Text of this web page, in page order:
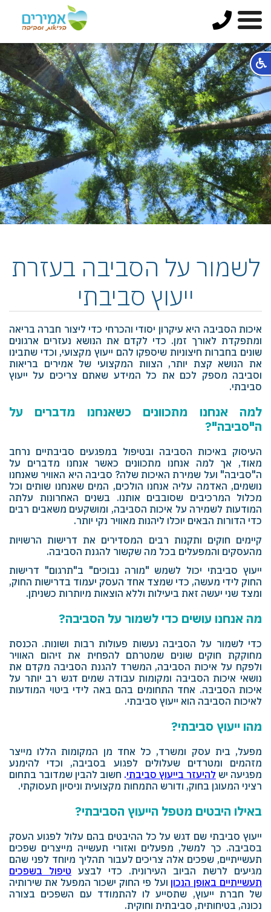
לשמור על הסביבה בעזרת
ייעוץ סביבתי
איכות הסביבה היא עיקרון יסודי והכרחי כדי ליצור חברה בריאה
ומתפקדת לאורך זמן. כדי לקדם את הנושא נעזרים ארגונים
שונים בחברות חיצוניות שיספקו להם ייעוץ מקצועי, וכדי שתבינו
את הנושא קצת יותר, הצוות המקצועי של אמירים בריאות
וסביבה מספק לכם את כל המידע שאתם צריכים על ייעוץ
סביבתי.
למה אנחנו מתכוונים כשאנחנו מדברים על
ה"סביבה"?
העיסוק באיכות הסביבה ובטיפול במפגעים סביבתיים נרחב
מאוד, אך למה אנחנו מתכוונים כאשר אנחנו מדברים על
ה"סביבה" ועל שמירת האיכות שלה? סביבה היא האוויר שאנחנו
נושמים, האדמה עליה אנחנו הולכים, המים שאנחנו שותים וכל
מכלול המרכיבים שסובבים אותנו. בשנים האחרונות עלתה
המודעות לשמירה על איכות הסביבה, ומושקעים משאבים רבים
כדי הדורות הבאים יוכלו ליהנות מאוויר נקי יותר.
קיימים חוקים ותקנות רבים המסדירים את דרישות הרשויות
מהעסקים והמפעלים בכל מה שקשור להגנת הסביבה.
ייעוץ סביבתי יכול לשמש "מורה נבוכים" ב"תרגום" דרישות
החוק לידי מעשה, כדי שמצד אחד העסק יעמוד בדרישות החוק,
ומצד שני יעשה זאת ביעילות וללא הוצאות מיותרות כשניתן.
מה אנחנו עושים כדי לשמור על הסביבה?
כדי לשמור על הסביבה נעשות פעולות רבות ושונות. הכנסת
מחוקקת חוקים שונים שמטרתם להפחית את זיהום האוויר
ולפקח על איכות הסביבה, המשרד להגנת הסביבה מקדם את
נושאי איכות הסביבה ומקומות עבודה שמים דגש רב יותר על
איכות הסביבה. אחד התחומים בהם באה לידי ביטוי המודעות
לאיכות הסביבה הוא ייעוץ סביבתי.
מהו ייעוץ סביבתי?
מפעל, בית עסק ומשרד, כל אחד מן המקומות הללו מייצר
מזהמים ומטרדים שעלולים לפגוע בסביבה, וכדי להימנע
מפגיעה יש להיעזר בייעוץ סביבתי. חשוב להבין שמדובר בתחום
רציני המעוגן בחוק, ודורש התמחות מקצועית וניסיון תעסוקתי.
באילו היבטים מטפל הייעוץ הסביבתי?
ייעוץ סביבתי שם דגש על כל ההיבטים בהם עלול לפגוע העסק
בסביבה. כך למשל, מפעלים ואזורי תעשייה מייצרים שפכים
תעשייתיים, שפכים אלה צריכים לעבור תהליך מיוחד לפני שהם
מגיעים לרשת הביוב העירונית. כדי לבצע טיפול בשפכים
תעשייתיים באופן הנכון ועל פי החוק ישכור המפעל את שירותיה
של חברת ייעוץ, שתסייע לו להתמודד עם השפכים בצורה
נכונה, בטיחותית, סביבתית וחוקית.